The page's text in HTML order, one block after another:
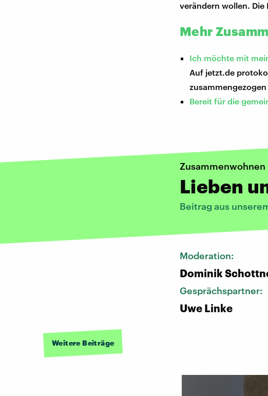
verändern wollen. Die
Mehr
Ich möchte mit
Auf jetzt.de
zusammengezogen
Bereit für die
Zusammenwohnen
Lieben
Beitrag aus
Moderation:
Dominik
Gesprächspartner:
Uwe Linke
Weitere Beiträge